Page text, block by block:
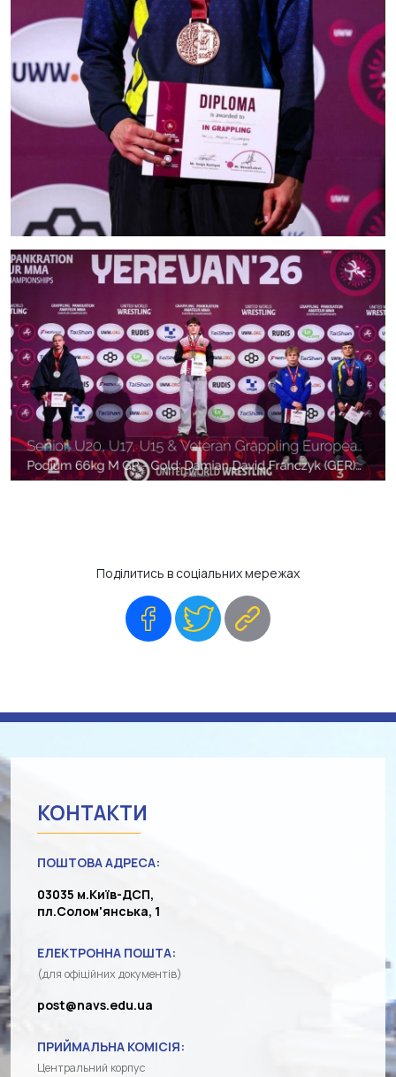
Поділитись в соціальних мережах
FacebookTwitter
КОНТАКТИ
ПОШТОВА АДРЕСА:
03035 м.Київ-ДСП,
пл.Солом'янська, 1
ЕЛЕКТРОННА ПОШТА:
(для офіційних документів)
post@navs.edu.ua
ПРИЙМАЛЬНА КОМІСІЯ:
Центральний корпус